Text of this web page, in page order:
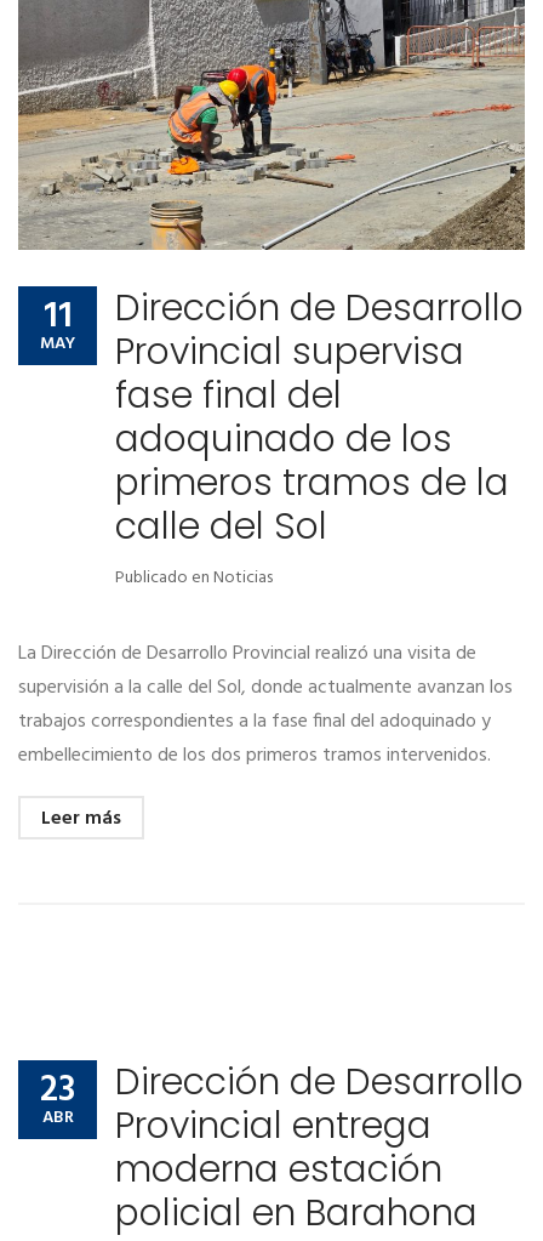
Noticias
Comunidad de ayuda
Contactos
Comunidad de ayuda
Contactos
11
MAY
Dirección de Desarrollo
Provincial supervisa
fase final del
adoquinado de los
primeros tramos de la
calle del Sol
Publicado enNoticias
La Dirección de Desarrollo Provincial realizó una visita de
supervisión a la calle del Sol, donde actualmente avanzan los
trabajos correspondientes a la fase final del adoquinado y
embellecimiento de los dos primeros tramos intervenidos.
Leer más
23
ABR
Dirección de Desarrollo
Provincial entrega
moderna estación
policial en Barahona